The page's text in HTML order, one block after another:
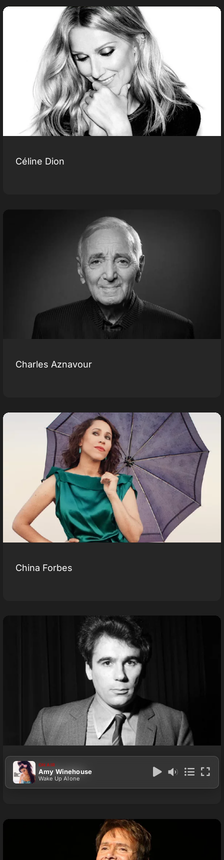
Céline Dion
Charles Aznavour
China Forbes
Claude Nougaro
ON AIR
Amy Winehouse
Wake Up Alone